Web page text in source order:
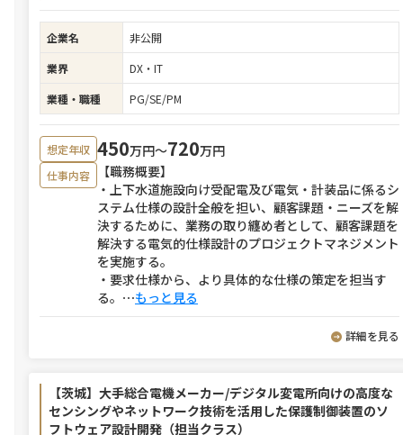
企業名
非公開
業界
DX・IT
業種・職種
PG/SE/PM
想定年収 450万円〜720万円
仕事内容
【職務概要】
・上下水道施設向け受配電及び電気・計装品に係るシ
ステム仕様の設計全般を担い、顧客課題・ニーズを解
決するために、業務の取り纏め者として、顧客課題を
解決する電気的仕様設計のプロジェクトマネジメント
を実施する。
・要求仕様から、より具体的な仕様の策定を担当す
る。 ⋯もっと見る
詳細を見る
【茨城】大手総合電機メーカー/デジタル変電所向けの高度な
センシングやネットワーク技術を活用した保護制御装置のソ
フトウェア設計開発（担当クラス）